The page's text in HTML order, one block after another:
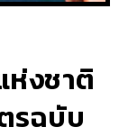
ห่งชาติ
รฉบับ